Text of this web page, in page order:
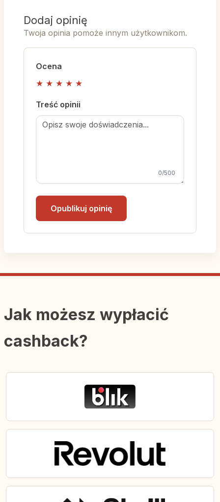
Dodaj opinię
Twoja opinia pomoże innym użytkownikom.
Ocena
★ ★ ★ ★ ★
Treść opinii
0/500
Opublikuj opinię
Jak możesz wypłacić
cashback?